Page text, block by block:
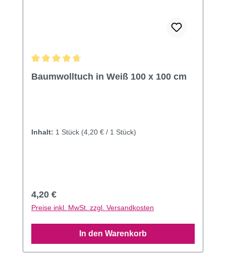
Baumwolltuch in Weiß 100 x 100 cm
Inhalt: 1 Stück (4,20 € / 1 Stück)
Regulärer Preis:
4,20 €
Preise inkl. MwSt. zzgl. Versandkosten
In den Warenkorb